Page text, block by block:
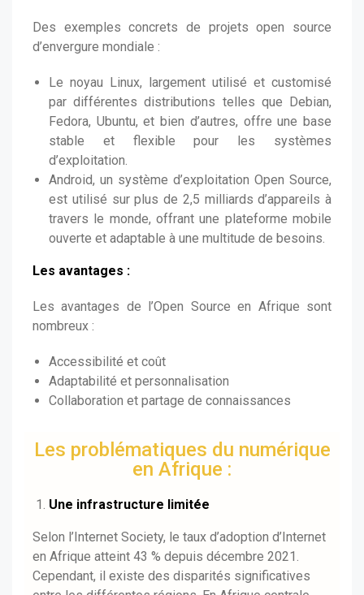
Des exemples concrets de projets open source
d’envergure mondiale :
Le noyau Linux, largement utilisé et customisé
par différentes distributions telles que Debian,
Fedora, Ubuntu, et bien d’autres, offre une base
stable et flexible pour les systèmes
d’exploitation.
Android, un système d’exploitation Open Source,
est utilisé sur plus de 2,5 milliards d’appareils à
travers le monde, offrant une plateforme mobile
ouverte et adaptable à une multitude de besoins.
Les avantages :
Les avantages de l’Open Source en Afrique sont
nombreux :
Accessibilité et coût
Adaptabilité et personnalisation
Collaboration et partage de connaissances
Les problématiques du numérique
en Afrique :
Une infrastructure limitée
Selon l’Internet Society, le taux d’adoption d’Internet
en Afrique atteint 43 % depuis décembre 2021.
Cependant, il existe des disparités significatives